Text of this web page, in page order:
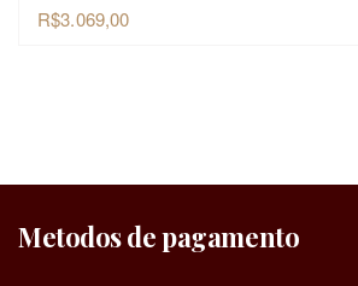
R$3.069,00
Metodos de pagamento